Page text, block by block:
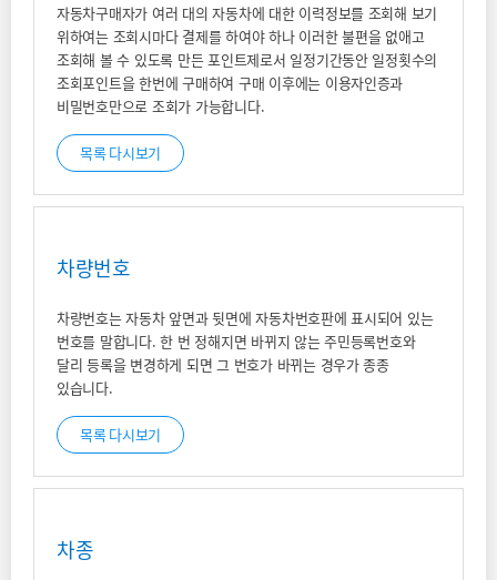
자동차구매자가 여러 대의 자동차에 대한 이력정보를 조회해 보기
위하여는 조회시마다 결제를 하여야 하나 이러한 불편을 없애고
조회해 볼 수 있도록 만든 포인트제로서 일정기간동안 일정횟수의
조회포인트을 한번에 구매하여 구매 이후에는 이용자인증과
비밀번호만으로 조회가 가능합니다.
목록 다시보기
차량번호
차량번호는 자동차 앞면과 뒷면에 자동차번호판에 표시되어 있는
번호를 말합니다. 한 번 정해지면 바뀌지 않는 주민등록번호와
달리 등록을 변경하게 되면 그 번호가 바뀌는 경우가 종종
있습니다.
목록 다시보기
차종